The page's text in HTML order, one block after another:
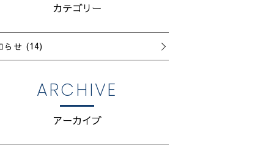
カテゴリー
らせ (14)
ARCHIVE
アーカイブ